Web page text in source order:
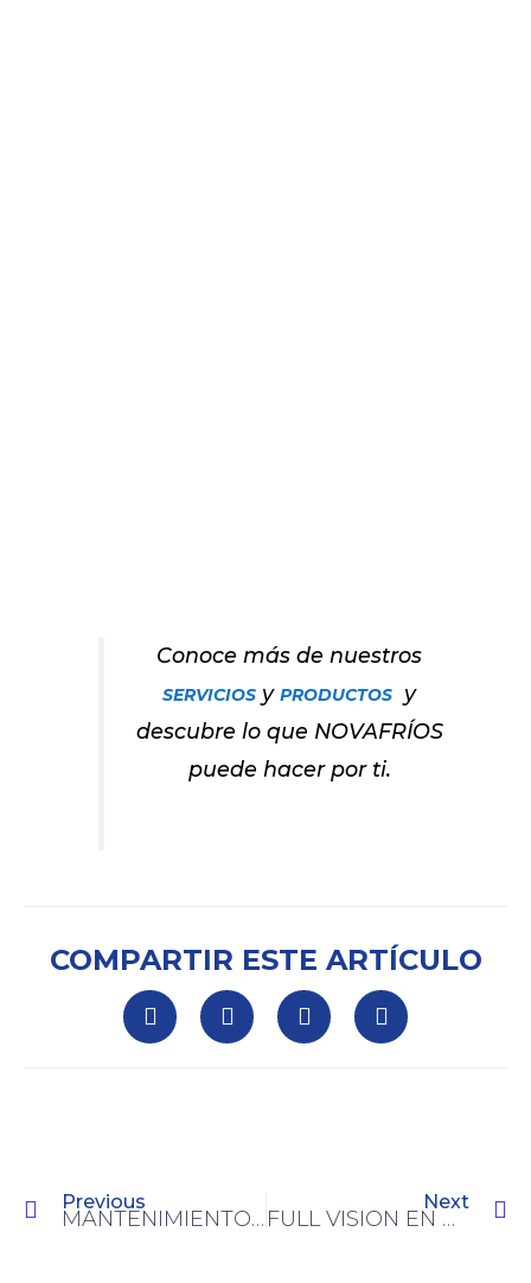
Conoce más de nuestros
SERVICIOS y PRODUCTOS y
descubre lo que NOVAFRÍOS
puede hacer por ti.
COMPARTIR ESTE ARTÍCULO
Previous
MANTENIMIENTO PREVENTIVO DE SISTEMAS DE REFRIGERACIÓN: ¿POR QUÉ ES CLAVE PARA TU NEGOCIO?
Next
FULL VISION EN RETAIL: MÁS EXHIBICIÓN, MENOS MERMA